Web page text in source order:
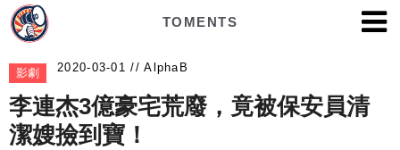
TOMENTS
影劇 AlphaB
李連杰3億豪宅荒廢，竟被保安員清
潔嫂撿到寶！